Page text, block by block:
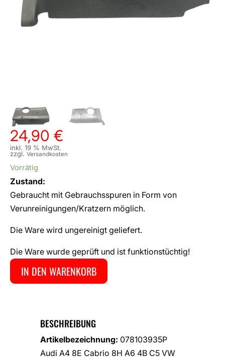
24,90 €
inkl. 19 % MwSt.
zzgl. Versandkosten
Vorrätig
Zustand:
Gebraucht mit Gebrauchsspuren in Form von
Verunreinigungen/Kratzern möglich.
Die Ware wird ungereinigt geliefert.
Die Ware wurde geprüft und ist funktionstüchtig!
IN DEN WARENKORB
BESCHREIBUNG
Artikelbezeichnung: 078103935P
Audi A4 8E Cabrio 8H A6 4B C5 VW